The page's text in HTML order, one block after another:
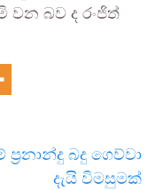
වන බව ද රංජිත්
ප්‍රනාන්දු බදු ගෙව්වා
දැයි විමසුමක්